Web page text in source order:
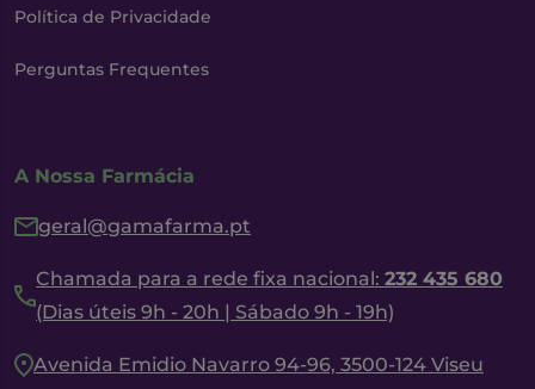
Política de Privacidade
Perguntas Frequentes
A Nossa Farmácia
geral@gamafarma.pt
Chamada para a rede fixa nacional: 232 435 680
(Dias úteis 9h - 20h | Sábado 9h - 19h)
Avenida Emidio Navarro 94-96, 3500-124 Viseu